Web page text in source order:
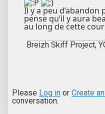
Il y a peu
pense qu’il y aura
au long de cette
Breizh Skiff Project,
Please Log in or Create
conversation.